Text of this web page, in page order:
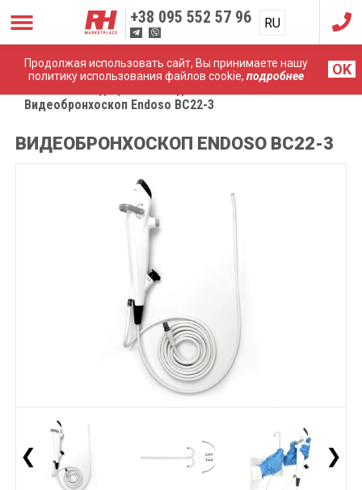
Продолжая использовать сайт, Вы принимаете нашу
политику использования файлов cookie, подробнее OK
+38 095 552 57 96 RU
UA
Видеобронхоскоп Endoso BC22-3
ВИДЕОБРОНХОСКОП ENDOSO BC22-3
❮ ❯